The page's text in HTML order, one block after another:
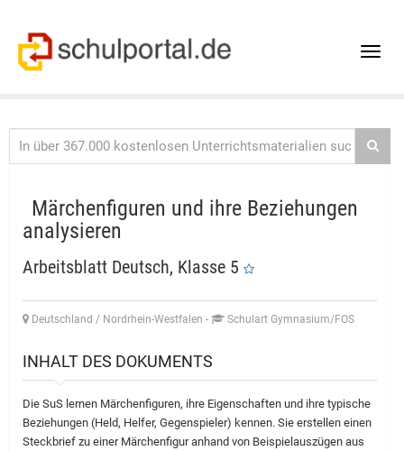
Toggle
Märchenfiguren und ihre Beziehungen
analysieren
Arbeitsblatt Deutsch, Klasse 5
Deutschland / Nordrhein-Westfalen - Schulart Gymnasium/FOS
INHALT DES DOKUMENTS
Die SuS lernen Märchenfiguren, ihre Eigenschaften und ihre typische
Beziehungen (Held, Helfer, Gegenspieler) kennen. Sie erstellen einen
Steckbrief zu einer Märchenfigur anhand von Beispielauszügen aus